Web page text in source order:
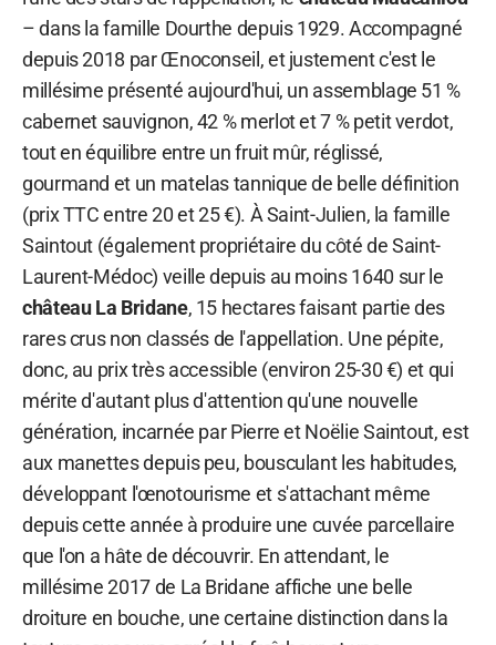
– dans la famille Dourthe depuis 1929. Accompagné
depuis 2018 par Œnoconseil, et justement c'est le
millésime présenté aujourd'hui, un assemblage 51 %
cabernet sauvignon, 42 % merlot et 7 % petit verdot,
tout en équilibre entre un fruit mûr, réglissé,
gourmand et un matelas tannique de belle définition
(prix TTC entre 20 et 25 €). À Saint-Julien, la famille
Saintout (également propriétaire du côté de Saint-
Laurent-Médoc) veille depuis au moins 1640 sur le
château La Bridane, 15 hectares faisant partie des
rares crus non classés de l'appellation. Une pépite,
donc, au prix très accessible (environ 25-30 €) et qui
mérite d'autant plus d'attention qu'une nouvelle
génération, incarnée par Pierre et Noëlie Saintout, est
aux manettes depuis peu, bousculant les habitudes,
développant l'œnotourisme et s'attachant même
depuis cette année à produire une cuvée parcellaire
que l'on a hâte de découvrir. En attendant, le
millésime 2017 de La Bridane affiche une belle
droiture en bouche, une certaine distinction dans la